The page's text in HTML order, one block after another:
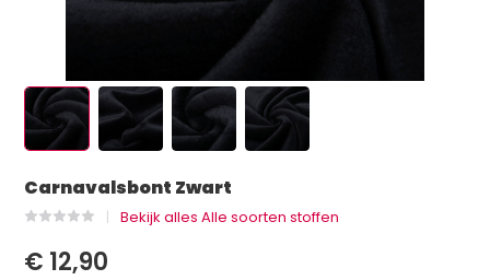
Carnavalsbont Zwart
Bekijk alles Alle soorten stoffen
€ 12,90